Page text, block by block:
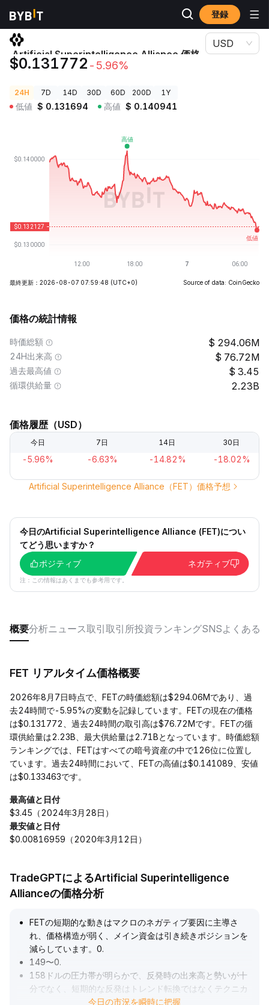
登録
暗号資産価格 Artificial Superintelligence Alliance 価格 FET
Artificial Superintelligence Alliance 価格
FET
$0.131772 -5.96%
USD
24H 7D 14D 30D 60D 200D 1Y
低値 $ 0.131694 高値 $ 0.140941
最終更新：2026-08-07 07:59:48 (UTC+0) Source of data: CoinGecko
価格の統計情報
時価総額 294.06M
24H出来高 76.72M
過去最高値 3.45
循環供給量 2.23B
価格履歴（USD）
今日 7日 14日 30日
-5.96% -6.63% -14.82% -18.02%
Artificial Superintelligence Alliance（FET）価格予想
今日のArtificial Superintelligence Alliance (FET)につい
てどう思いますか？
ポジティブ
ネガティブ
注：この情報はあくまでも参考用です。
概要分析ニュース取引取引所投資ランキングSNSよくある
FET リアルタイム価格概要
2026年8月7日時点で、FETの時価総額は$294.06Mであり、過
去24時間で-5.95%の変動を記録しています。FETの現在の価格
は$0.131772、過去24時間の取引高は$76.72Mです。FETの循
環供給量は2.23B、最大供給量は2.71Bとなっています。時価総額
ランキングでは、FETはすべての暗号資産の中で126位に位置し
ています。過去24時間において、FETの高値は$0.141089、安値
は$0.133463です。
最高値と日付
$3.45（2024年3月28日）
最安値と日付
$0.00816959（2020年3月12日）
TradeGPTによるArtificial Superintelligence
Allianceの価格分析
FETの短期的な動きはマクロのネガティブ要因に主導さ
れ、価格構造が弱く、メイン資金は引き続きポジションを
減らしています。0.
149〜0.
158ドルの圧力帯が明らかで、反発時の出来高と勢いが十
分でなく、短期的な反発はトレンド転換ではなくテクニカ
ルな修正に過ぎない可能性があります。ファンダメンタル
今日の市況を瞬時に把握